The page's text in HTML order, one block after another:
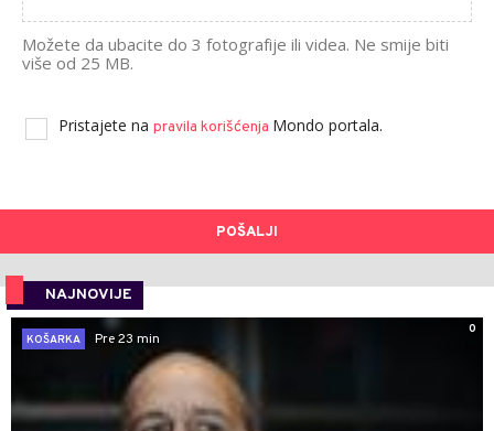
Možete da ubacite do 3 fotografije ili videa. Ne smije biti
više od 25 MB.
Pristajete na pravila korišćenja Mondo portala.
POŠALJI
NAJNOVIJE
0
KOŠARKA
Pre 23 min